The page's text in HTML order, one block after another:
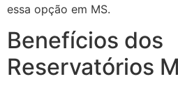
essa opção em MS.
Benefícios dos
Reservatórios